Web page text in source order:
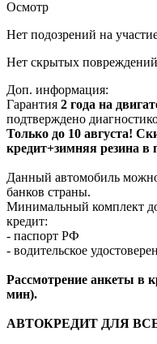
Осмотр
Нет подозрений на
Нет скрытых повреждений
Доп. информация:
Гарантия 2 года на
подтверждено
Только до 10 августа!
кредит+зимняя резина в
Данный автомобиль
банков страны.
Минимальный комплект
кредит:
- паспорт РФ
- водительское
Рассмотрение анкеты в
мин).
АВТОКРЕДИТ ДЛЯ